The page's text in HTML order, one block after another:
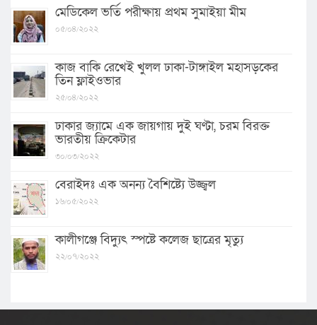
মেডিকেল ভর্তি পরীক্ষায় প্রথম সুমাইয়া মীম
০৫/০৪/২০২২
কাজ বাকি রেখেই খুলল ঢাকা-টাঙ্গাইল মহাসড়কের
তিন ফ্লাইওভার
২৫/০৪/২০২২
ঢাকার জ্যামে এক জায়গায় দুই ঘণ্টা, চরম বিরক্ত
ভারতীয় ক্রিকেটার
৩০/০৩/২০২২
বেরাইদঃ এক অনন্য বৈশিষ্ট্যে উজ্জ্বল
১৬/০৫/২০২২
কালীগঞ্জে বিদ্যুৎ স্পষ্টে কলেজ ছাত্রের মৃত্যু
২২/০৭/২০২২